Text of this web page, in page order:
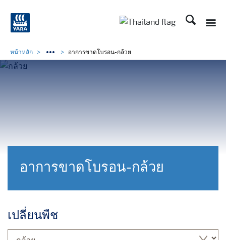
ค้นหา
อาการขาดโบรอน-กล้วย
หน้าหลัก อาการขาดโบรอน-กล้วย
เปลี่ยนพืช